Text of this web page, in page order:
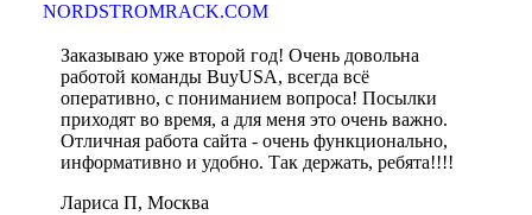
NORDSTROMRACK.COM
Заказываю уже второй год! Очень довольна
работой команды BuyUSA, всегда всё
оперативно, с пониманием вопроса! Посылки
приходят во время, а для меня это очень важно.
Отличная работа сайта - очень функционально,
информативно и удобно. Так держать, ребята!!!!
Лариса П, Москва